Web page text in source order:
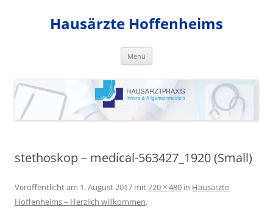
Hausärzte Hoffenheims
Menü
stethoskop – medical-563427_1920 (Small)
Veröffentlicht am 1. August 2017 mit720 × 480 in Hausärzte
Hoffenheims – Herzlich willkommen.